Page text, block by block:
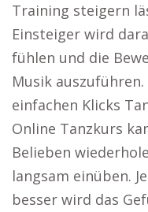
Training steigern
Einsteiger wird
fühlen und die
Musik
einfachen Klicks
Online Tanzkurs
Belieben
langsam einüben.
besser wird das